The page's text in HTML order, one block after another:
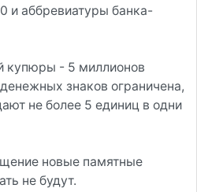
и аббревиатуры банка-
купюры - 5 миллионов
знаков ограничена,
не более 5 единиц в одни
новые памятные
не будут.